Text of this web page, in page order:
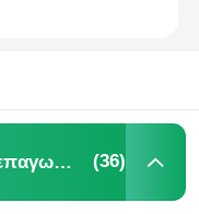
Κενός λειώνοντας φούρνος επαγωγής (36)